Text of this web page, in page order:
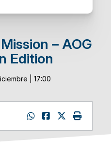
– AOG
Edition
| 17:00